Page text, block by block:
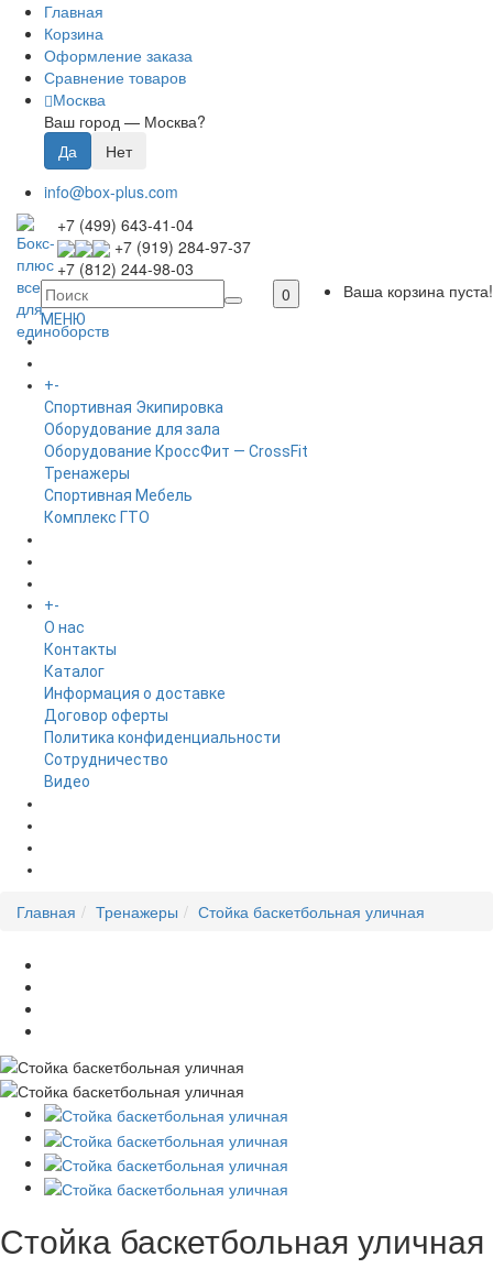
Главная
Корзина
Оформление заказа
Сравнение товаров
Москва
Ваш город — Москва?
info@box-plus.com
+7 (499) 643-41-04
+7 (919) 284-97-37
+7 (812) 244-98-03
0
Ваша корзина пуста!
МЕНЮ
ГЛАВНАЯ
+-
Спортивная Экипировка
Оборудование для зала
Оборудование КроссФит — CrossFit
Тренажеры
Спортивная Мебель
Комплекс ГТО
+-
O нас
Контакты
Каталог
Информация о доставке
Договор оферты
Политика конфиденциальности
Сотрудничество
Видео
Главная Тренажеры Стойка баскетбольная уличная
Стойка баскетбольная уличная